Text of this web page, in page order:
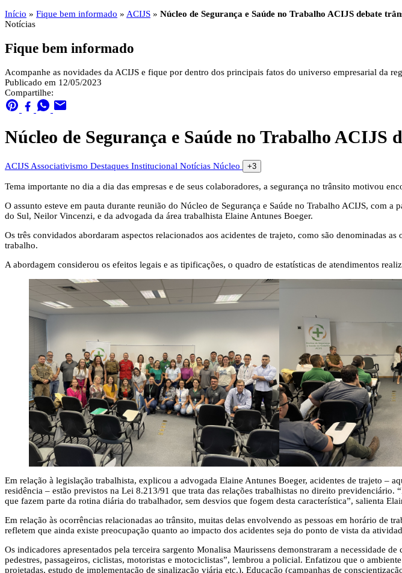
Início » Fique bem informado » ACIJS » Núcleo de Segurança e Saúde no Trabalho ACIJS debate
Notícias
Fique bem informado
Acompanhe as novidades da ACIJS e fique por dentro dos principais fatos do universo empresarial da
Publicado em 12/05/2023
Compartilhe:
Núcleo de Segurança e Saúde no Trabalho ACIJS
ACIJS Associativismo Destaques Institucional Notícias Núcleo +3
Tema importante no dia a dia das empresas e de seus colaboradores, a segurança no trânsito motivou
O assunto esteve em pauta durante reunião do Núcleo de Segurança e Saúde no Trabalho ACIJS, com
do Sul, Neilor Vincenzi, e da advogada da área trabalhista Elaine Antunes Boeger.
Os três convidados abordaram aspectos relacionados aos acidentes de trajeto, como são denominadas
trabalho.
A abordagem considerou os efeitos legais e as tipificações, o quadro de estatísticas de atendimentos
Em relação à legislação trabalhista, explicou a advogada Elaine Antunes Boeger, acidentes de trajeto –
residência – estão previstos na Lei 8.213/91 que trata das relações trabalhistas no direito
que fazem parte da rotina diária do trabalhador, sem desvios que fogem desta característica”, salienta
Em relação às ocorrências relacionadas ao trânsito, muitas delas envolvendo as pessoas em horário
refletem que ainda existe preocupação quanto ao impacto dos acidentes seja do ponto de vista da
Os indicadores apresentados pela terceira sargento Monalisa Maurissens demonstraram a necessidade
pedestres, passageiros, ciclistas, motoristas e motociclistas”, lembrou a policial. Enfatizou que o
projetadas, estudo de implementação de sinalização viária etc.), Educação (campanhas de